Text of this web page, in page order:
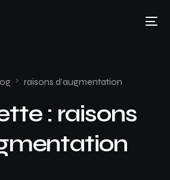
raisons d’augmentation
: raisons